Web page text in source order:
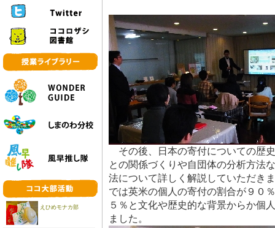
えひめモナカ部
その後、日本の寄付についての歴
との関係づくりや自団体の分析方法
法について詳しく解説していただき
では英米の個人の寄付の割合が９０
５％と文化や歴史的な背景からか個
ました。